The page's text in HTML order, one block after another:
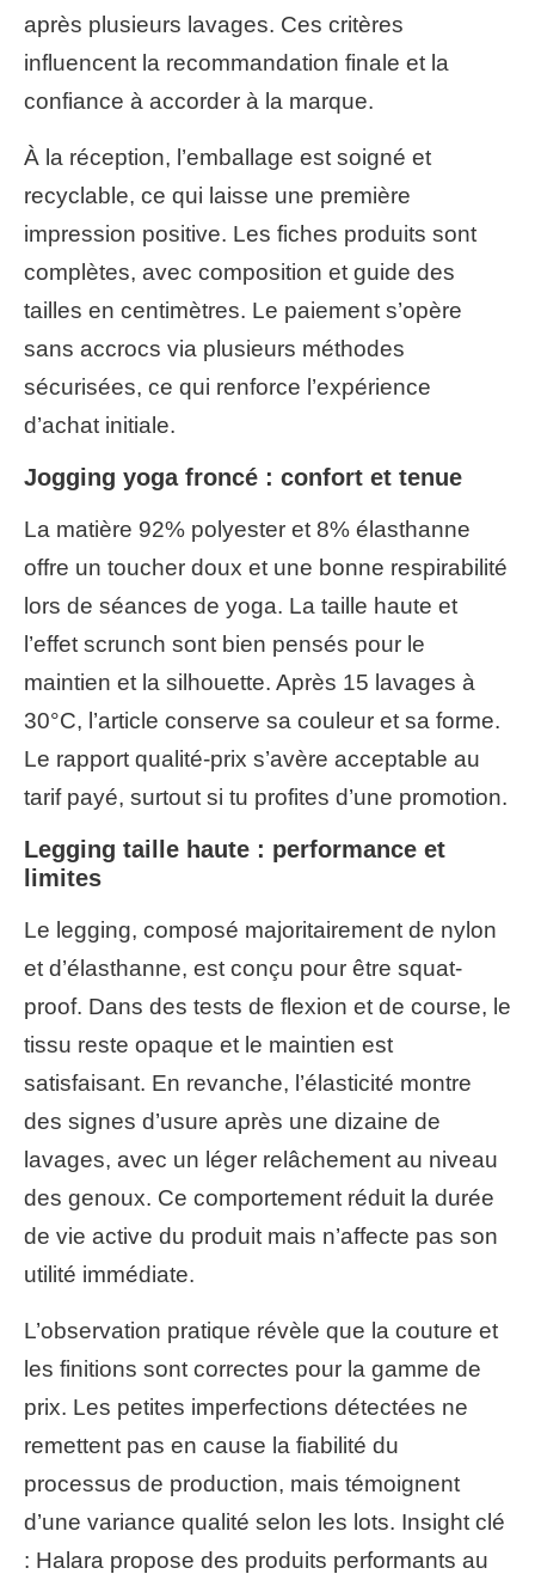
après plusieurs lavages. Ces critères
influencent la recommandation finale et la
confiance à accorder à la marque.
À la réception, l’emballage est soigné et
recyclable, ce qui laisse une première
impression positive. Les fiches produits sont
complètes, avec composition et guide des
tailles en centimètres. Le paiement s’opère
sans accrocs via plusieurs méthodes
sécurisées, ce qui renforce l’expérience
d’achat initiale.
Jogging yoga froncé : confort et tenue
La matière 92% polyester et 8% élasthanne
offre un toucher doux et une bonne respirabilité
lors de séances de yoga. La taille haute et
l’effet scrunch sont bien pensés pour le
maintien et la silhouette. Après 15 lavages à
30°C, l’article conserve sa couleur et sa forme.
Le rapport qualité-prix s’avère acceptable au
tarif payé, surtout si tu profites d’une promotion.
Legging taille haute : performance et
limites
Le legging, composé majoritairement de nylon
et d’élasthanne, est conçu pour être squat-
proof. Dans des tests de flexion et de course, le
tissu reste opaque et le maintien est
satisfaisant. En revanche, l’élasticité montre
des signes d’usure après une dizaine de
lavages, avec un léger relâchement au niveau
des genoux. Ce comportement réduit la durée
de vie active du produit mais n’affecte pas son
utilité immédiate.
L’observation pratique révèle que la couture et
les finitions sont correctes pour la gamme de
prix. Les petites imperfections détectées ne
remettent pas en cause la fiabilité du
processus de production, mais témoignent
d’une variance qualité selon les lots. Insight clé
: Halara propose des produits performants au